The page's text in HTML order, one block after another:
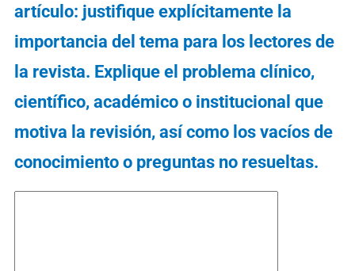
artículo: justifique explícitamente la
importancia del tema para los lectores de
la revista. Explique el problema clínico,
científico, académico o institucional que
motiva la revisión, así como los vacíos de
conocimiento o preguntas no resueltas.